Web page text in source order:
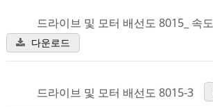
드라이브 및 모터 배선도 8015_ 속
다운로드
드라이브 및 모터 배선도 8015-3